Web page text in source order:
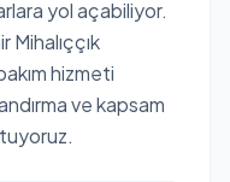
yol açabiliyor.
Mihalıççık
hizmeti
ve kapsam